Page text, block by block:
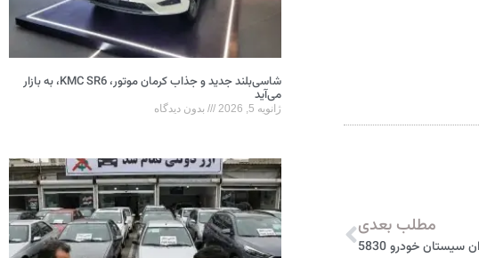
مطلب بعدی
سیستان خودرو 5830
شاسی‌بلند جدید و جذاب کرمان موتور، KMC SR6، به بازار
می‌آید
ژانویه 5, 2026 بدون دیدگاه